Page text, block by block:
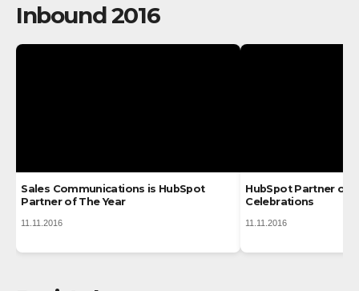
Inbound 2016
Sales Communications is HubSpot
Partner of The Year
11.11.2016
HubSpot Partner of
Celebrations
11.11.2016